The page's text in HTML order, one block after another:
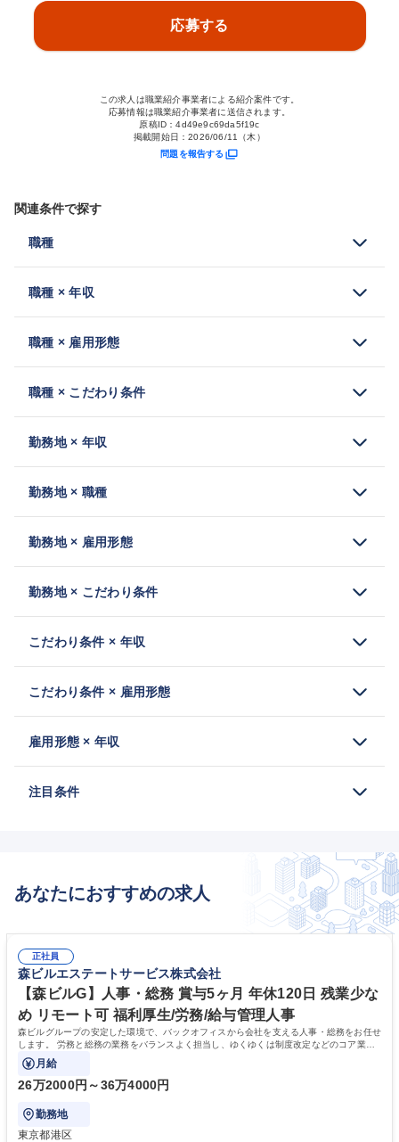
応募する
この求人は職業紹介事業者による紹介案件です。
応募情報は職業紹介事業者に送信されます。
原稿ID：4d49e9c69da5f19c
掲載開始日：2026/06/11（木）
問題を報告する
関連条件で探す
職種
職種 × 年収
職種 × 雇用形態
職種 × こだわり条件
勤務地 × 年収
勤務地 × 職種
勤務地 × 雇用形態
勤務地 × こだわり条件
こだわり条件 × 年収
こだわり条件 × 雇用形態
雇用形態 × 年収
注目条件
あなたにおすすめの求人
正社員
森ビルエステートサービス株式会社
【森ビルG】人事・総務 賞与5ヶ月 年休120日 残業少な
め リモート可 福利厚生/労務/給与管理人事
森ビルグループの安定した環境で、バックオフィスから会社を支える人事・総務をお任せ
します。 労務と総務の業務をバランスよく担当し、ゆくゆくは制度改定などのコア業務
にも挑戦できる、やりがいある環境です。
月給
26万2000円～36万4000円
勤務地
東京都港区